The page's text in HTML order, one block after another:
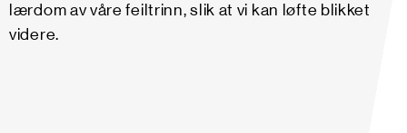
lærdom av våre feiltrinn, slik at vi kan løfte blikket
videre.